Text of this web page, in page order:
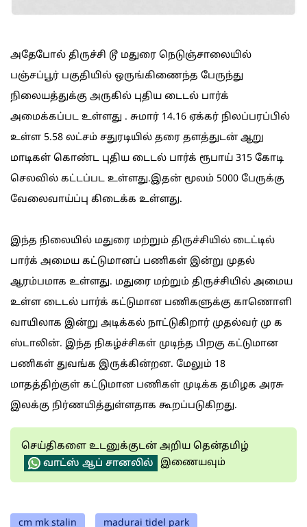
அதேபோல் திருச்சி டூ மதுரை நெடுஞ்சாலையில்
பஞ்சப்பூர் பகுதியில் ஒருங்கிணைந்த பேருந்து
நிலையத்துக்கு அருகில் புதிய டைடல் பார்க்
அமைக்கப்பட உள்ளது . சுமார் 14.16 ஏக்கர் நிலப்பரப்பில்
உள்ள 5.58 லட்சம் சதுரடியில் தரை தளத்துடன் ஆறு
மாடிகள் கொண்ட புதிய டைடல் பார்க் ரூபாய் 315 கோடி
செலவில் கட்டப்பட உள்ளது.இதன் மூலம் 5000 பேருக்கு
வேலைவாய்ப்பு கிடைக்க உள்ளது.
இந்த நிலையில் மதுரை மற்றும் திருச்சியில் டைட்டில்
பார்க் அமைய கட்டுமானப் பணிகள் இன்று முதல்
ஆரம்பமாக உள்ளது. மதுரை மற்றும் திருச்சியில் அமைய
உள்ள டைடல் பார்க் கட்டுமான பணிகளுக்கு காணொளி
வாயிலாக இன்று அடிக்கல் நாட்டுகிறார் முதல்வர் மு க
ஸ்டாலின். இந்த நிகழ்ச்சிகள் முடிந்த பிறகு கட்டுமான
பணிகள் துவங்க இருக்கின்றன. மேலும் 18
மாதத்திற்குள் கட்டுமான பணிகள் முடிக்க தமிழக அரசு
இலக்கு நிர்ணயித்துள்ளதாக கூறப்படுகிறது.
செய்திகளை உடனுக்குடன் அறிய தென்தமிழ்
வாட்ஸ் ஆப் சானலில்
இணையவும்
cm mk stalin madurai tidel park